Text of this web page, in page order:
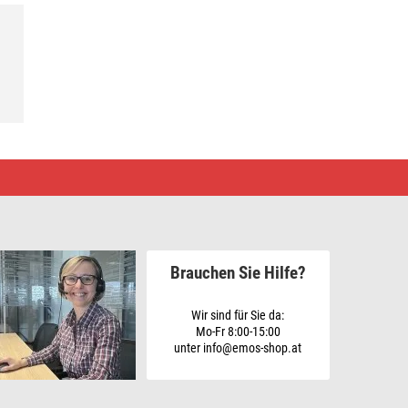
Brauchen Sie Hilfe?
Wir sind für Sie da:
Mo-Fr 8:00-15:00
unter info@emos-shop.at